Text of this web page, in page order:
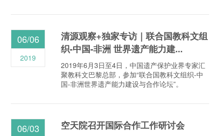
清源观察+独家专访｜联合国教科文组
织-中国-非洲 世界遗产能力建...
2019年6月3日至4日，中国遗产保护业界专家汇
聚教科文巴黎总部，参加“联合国教科文组织-中
国-非洲世界遗产能力建设与合作论坛”。
06/06
2019
空天院召开国际合作工作研讨会
06/03